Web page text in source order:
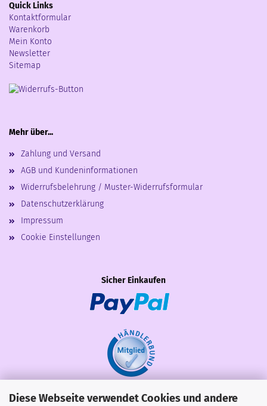
Diese Webseite verwendet Cookies und andere
Quick Links
Kontaktformular
Warenkorb
Mein Konto
Newsletter
Sitemap
Mehr über...
Zahlung und Versand
AGB und Kundeninformationen
Widerrufsbelehrung / Muster-Widerrufsformular
Datenschutzerklärung
Impressum
Cookie Einstellungen
Sicher Einkaufen
Share